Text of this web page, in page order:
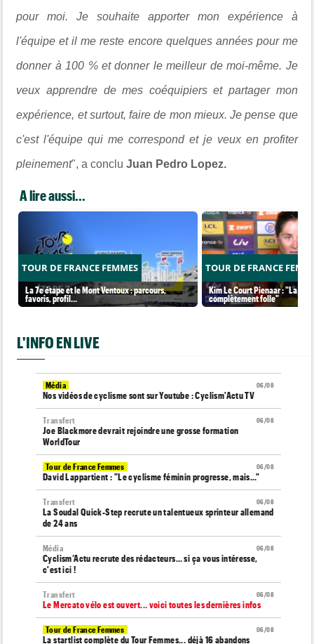
pour moi. Je souhaite apporter mon expérience à
l'équipe et il me reste encore quelques années pour me
donner à 100 % et donner le meilleur de moi-même. Je
veux apprendre de mes coéquipiers et partager mon
expérience, et surtout, faire de mon mieux. Je pense que
c'est l'équipe qui me correspond et je veux en profiter
pleinement", a concluJuan Pedro Lopez.
A lire aussi...
TOUR DE FRANCE FEMMES
La 7e étape et le Mont Ventoux : parcours,
favoris, profil…
TOUR DE FRANCE
Kim Le Court Pienaar : "La
complètement folle"
L'INFO EN LIVE
06/08
Média
Nos vidéos de cyclisme sont sur Youtube : Cyclism'Actu TV
06/08
Transfert
Joe Blackmore devrait rejoindre une grosse formation
WorldTour
06/08
Tour de France Femmes
David Lappartient : "Le cyclisme féminin progresse, mais…"
06/08
Transfert
La Soudal Quick-Step recrute un talentueux sprinteur allemand
de 24 ans
06/08
Média
Cyclism’Actu recrute des rédacteurs… si ça vous intéresse,
c'est ici !
06/08
Transfert
Le Mercato vélo est ouvert... voici toutes les dernières infos
06/08
Tour de France Femmes
La startlist complète du Tour Femmes... déjà 16 abandons